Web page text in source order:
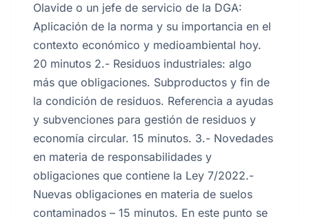
Olavide o un jefe de servicio de la DGA:
Aplicación de la norma y su importancia en el
contexto económico y medioambiental hoy.
20 minutos 2.- Residuos industriales: algo
más que obligaciones. Subproductos y fin de
la condición de residuos. Referencia a ayudas
y subvenciones para gestión de residuos y
economía circular. 15 minutos. 3.- Novedades
en materia de responsabilidades y
obligaciones que contiene la Ley 7/2022.-
Nuevas obligaciones en materia de suelos
contaminados – 15 minutos. En este punto se